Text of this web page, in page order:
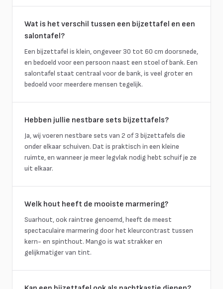
Wat is het verschil tussen een bijzettafel en een
salontafel?
Een bijzettafel is klein, ongeveer 30 tot 60 cm doorsnede,
en bedoeld voor een persoon naast een stoel of bank. Een
salontafel staat centraal voor de bank, is veel groter en
bedoeld voor meerdere mensen tegelijk.
Hebben jullie nestbare sets bijzettafels?
Ja, wij voeren nestbare sets van 2 of 3 bijzettafels die
onder elkaar schuiven. Dat is praktisch in een kleine
ruimte, en wanneer je meer legvlak nodig hebt schuif je ze
uit elkaar.
Welk hout heeft de mooiste marmering?
Suarhout, ook raintree genoemd, heeft de meest
spectaculaire marmering door het kleurcontrast tussen
kern- en spinthout. Mango is wat strakker en
gelijkmatiger van tint.